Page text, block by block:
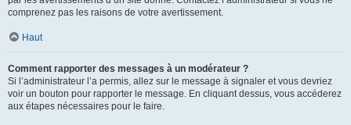
comprenez pas les raisons de votre avertissement.
Haut
Comment rapporter des messages à un modérateur ?
Si l’administrateur l’a permis, allez sur le message à signaler et vous devriez
voir un bouton pour rapporter le message. En cliquant dessus, vous accéderez
aux étapes nécessaires pour le faire.